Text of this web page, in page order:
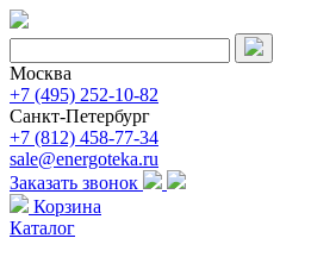
Москва
+7 (495) 252-10-82
Санкт-Петербург
+7 (812) 458-77-34
sale@energoteka.ru
Заказать звонок
Корзина
Каталог